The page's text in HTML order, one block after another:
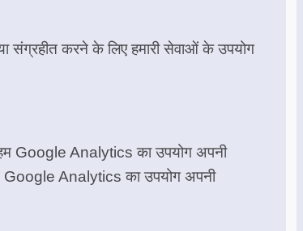
संग्रहीत करने के लिए हमारी सेवाओं के उपयोग
हम Google Analytics का उपयोग अपनी
Google Analytics का उपयोग अपनी